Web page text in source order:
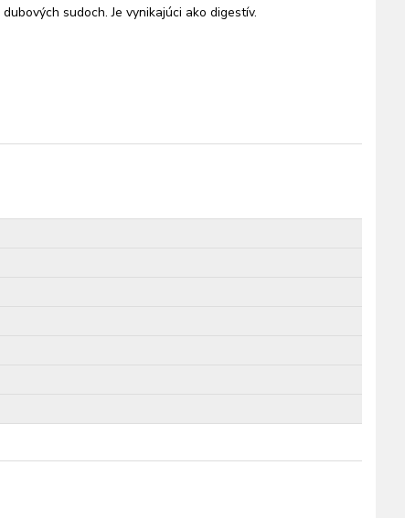
sudoch. Je vynikajúci ako digestív.